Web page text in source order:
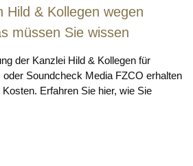
Hild & Kollegen wegen
müssen Sie wissen
der Kanzlei Hild & Kollegen für
Soundcheck Media FZCO erhalten
Erfahren Sie hier, wie Sie